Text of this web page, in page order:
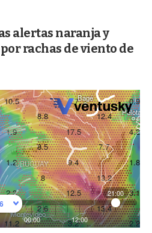
alertas naranja y
rachas de viento de